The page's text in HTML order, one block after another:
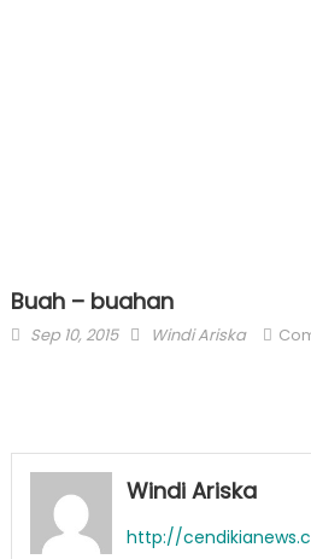
Buah – buahan
Posted
Sep 10, 2015 Author
Windi Ariska
Windi Ariska
http://